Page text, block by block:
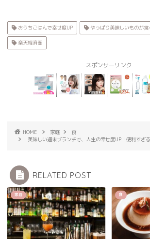
おうちごはんで幸せ度UP やっぱり美味しいものが食
楽天経済圏
スポンサーリンク
HOME 家庭
食
美味しい週末ブランチで、人生の幸せ度UP！便利すぎ
RELATED POST
家庭 食